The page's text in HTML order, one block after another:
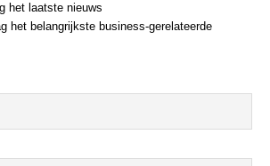
het laatste nieuws
het belangrijkste business-gerelateerde